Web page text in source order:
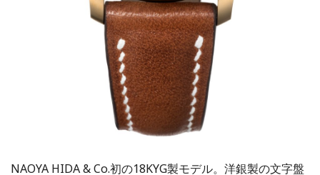
NAOYA HIDA & Co.初の18KYG製モデル。洋銀製の文字盤